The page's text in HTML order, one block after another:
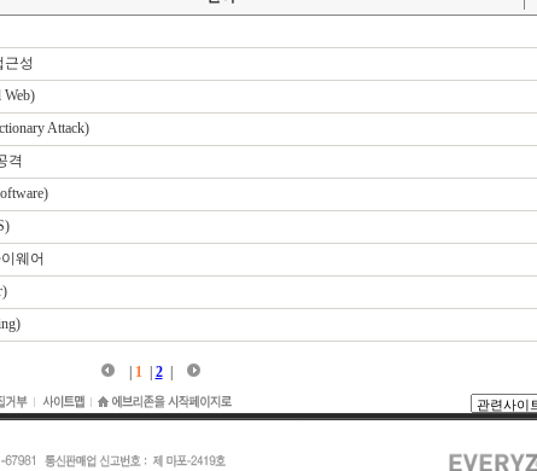
근성
Web)
Attack)
격
웨어
| 1| 2|